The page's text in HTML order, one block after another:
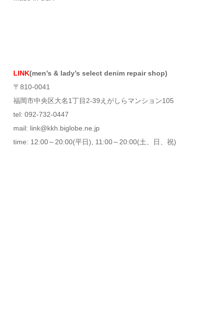
LINK(men’s & lady’s select denim repair shop)
〒810-0041
福岡市中央区大名1丁目2-39えがしらマンション105
tel: 092-732-0447
mail: link@kkh.biglobe.ne.jp
time: 12:00～20:00(平日), 11:00～20:00(土、日、祝)